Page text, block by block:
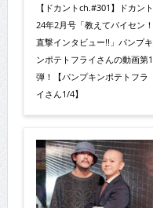
【ドカントch.#301】ドカント
24年2月号「教えてパイセン！
直撃インタビュー!!」パンプキ
ンポテトフライさんの動画第1
弾！【パンプキンポテトフラ
イさん1/4】